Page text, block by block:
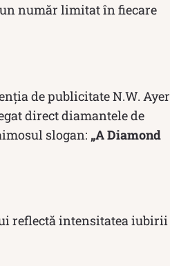
număr limitat în fiecare
de publicitate N.W. Ayer
direct diamantele de
slogan: „A Diamond
reflectă intensitatea iubirii